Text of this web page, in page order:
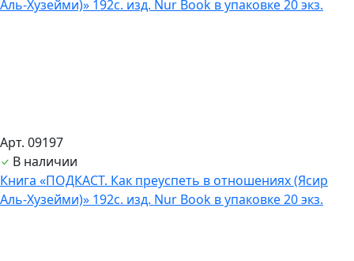
Арт. 09197
В наличии
Книга «ПОДКАСТ. Как преуспеть в отношениях (Ясир
Аль-Хузейми)» 192с. изд. Nur Book в упаковке 20 экз.